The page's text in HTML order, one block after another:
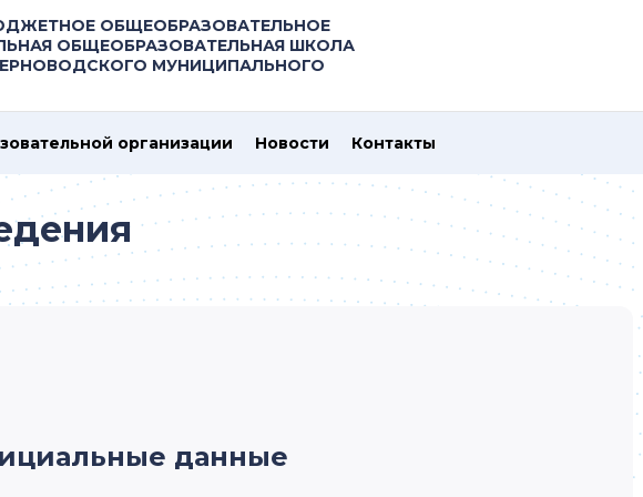
ОБЩЕОБРАЗОВАТЕЛЬНОЕ
ОБЩЕОБРАЗОВАТЕЛЬНАЯ ШКОЛА
МУНИЦИПАЛЬНОГО
организации Новости Контакты
данные